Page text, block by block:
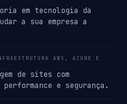
em tecnologia da
a sua empresa a
AWS, AZURE E
de sites com
e segurança.